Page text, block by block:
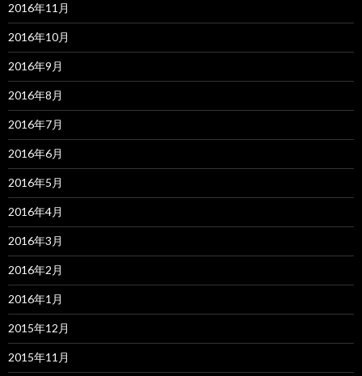
2016年11月
2016年10月
2016年9月
2016年8月
2016年7月
2016年6月
2016年5月
2016年4月
2016年3月
2016年2月
2016年1月
2015年12月
2015年11月